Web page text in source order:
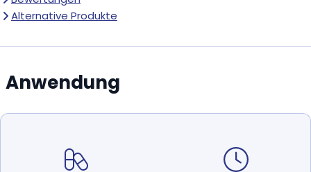
Alternative Produkte
Anwendung